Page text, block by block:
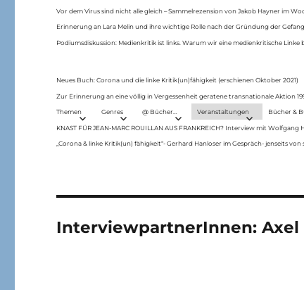
Vor dem Virus sind nicht alle gleich – Sammelrezension von Jakob Hayner im
Erinnerung an Lara Melin und ihre wichtige Rolle nach der Gründung der
Podiumsdiskussion: Medienkritik ist links. Warum wir eine medienkritische Linke
Neues Buch: Corona und die linke Kritik(un)fähigkeit (erschienen Oktober 2021)
Zur Erinnerung an eine völlig in Vergessenheit geratene transnationale Aktion
Themen Genres @ Bücher… Veranstaltungen Bücher &
KNAST FÜR JEAN-MARC ROUILLAN AUS FRANKREICH? Interview mit Wolfgang
„Corona & linke Kritik(un) fähigkeit“- Gerhard Hanloser im Gespräch- jenseits von
InterviewpartnerInnen:Axel